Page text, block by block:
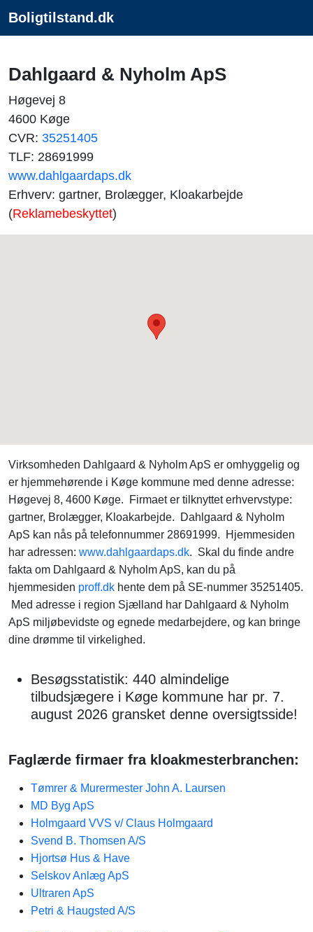
Boligtilstand.dk
Dahlgaard & Nyholm ApS
Høgevej 8
4600 Køge
CVR: 35251405
TLF: 28691999
www.dahlgaardaps.dk
Erhverv: gartner, Brolægger, Kloakarbejde
(Reklamebeskyttet)
Virksomheden Dahlgaard & Nyholm ApS er omhyggelig og
er hjemmehørende i Køge kommune med denne adresse:
Høgevej 8, 4600 Køge. Firmaet er tilknyttet erhvervstype:
gartner, Brolægger, Kloakarbejde. Dahlgaard & Nyholm
ApS kan nås på telefonnummer 28691999. Hjemmesiden
har adressen: www.dahlgaardaps.dk. Skal du finde andre
fakta om Dahlgaard & Nyholm ApS, kan du på
hjemmesiden proff.dk hente dem på SE-nummer 35251405.
Med adresse i region Sjælland har Dahlgaard & Nyholm
ApS miljøbevidste og egnede medarbejdere, og kan bringe
dine drømme til virkelighed.
Besøgsstatistik: 440 almindelige
tilbudsjægere i Køge kommune har pr. 7.
august 2026 gransket denne oversigtsside!
Faglærde firmaer fra kloakmesterbranchen:
Tømrer & Murermester John A. Laursen
MD Byg ApS
Holmgaard VVS v/ Claus Holmgaard
Svend B. Thomsen A/S
Hjortsø Hus & Have
Selskov Anlæg ApS
Ultraren ApS
Petri & Haugsted A/S